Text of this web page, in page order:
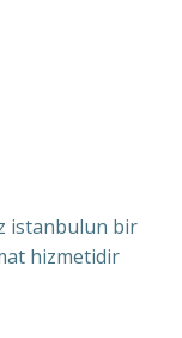
istanbulun bir
hizmetidir